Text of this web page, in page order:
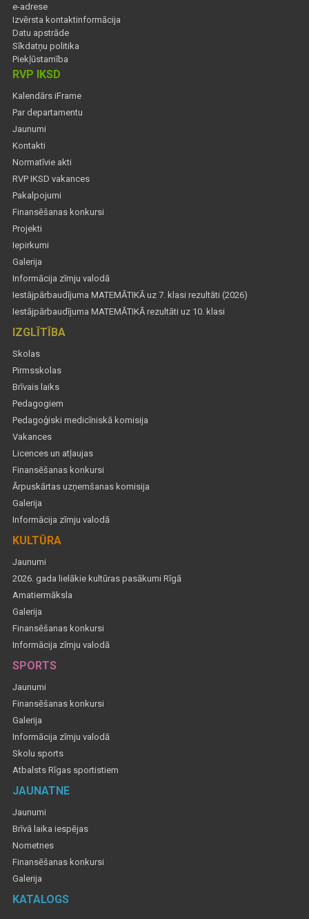
e-adrese
Izvērsta kontaktinformācija
Datu apstrāde
Sīkdatņu politika
Piekļūstamība
RVP IKSD
Kalendārs iFrame
Par departamentu
Jaunumi
Kontakti
Normatīvie akti
RVP IKSD vakances
Pakalpojumi
Finansēšanas konkursi
Projekti
Iepirkumi
Galerija
Informācija zīmju valodā
Iestājpārbaudījuma MATEMĀTIKĀ uz 7. klasi rezultāti (2026)
Iestājpārbaudījuma MATEMĀTIKĀ rezultāti uz 10. klasi
IZGLĪTĪBA
Skolas
Pirmsskolas
Brīvais laiks
Pedagogiem
Pedagoģiski medicīniskā komisija
Vakances
Licences un atļaujas
Finansēšanas konkursi
Ārpuskārtas uzņemšanas komisija
Galerija
Informācija zīmju valodā
KULTŪRA
Jaunumi
2026. gada lielākie kultūras pasākumi Rīgā
Amatiermāksla
Galerija
Finansēšanas konkursi
Informācija zīmju valodā
SPORTS
Jaunumi
Finansēšanas konkursi
Galerija
Informācija zīmju valodā
Skolu sports
Atbalsts Rīgas sportistiem
JAUNATNE
Jaunumi
Brīvā laika iespējas
Nometnes
Finansēšanas konkursi
Galerija
KATALOGS